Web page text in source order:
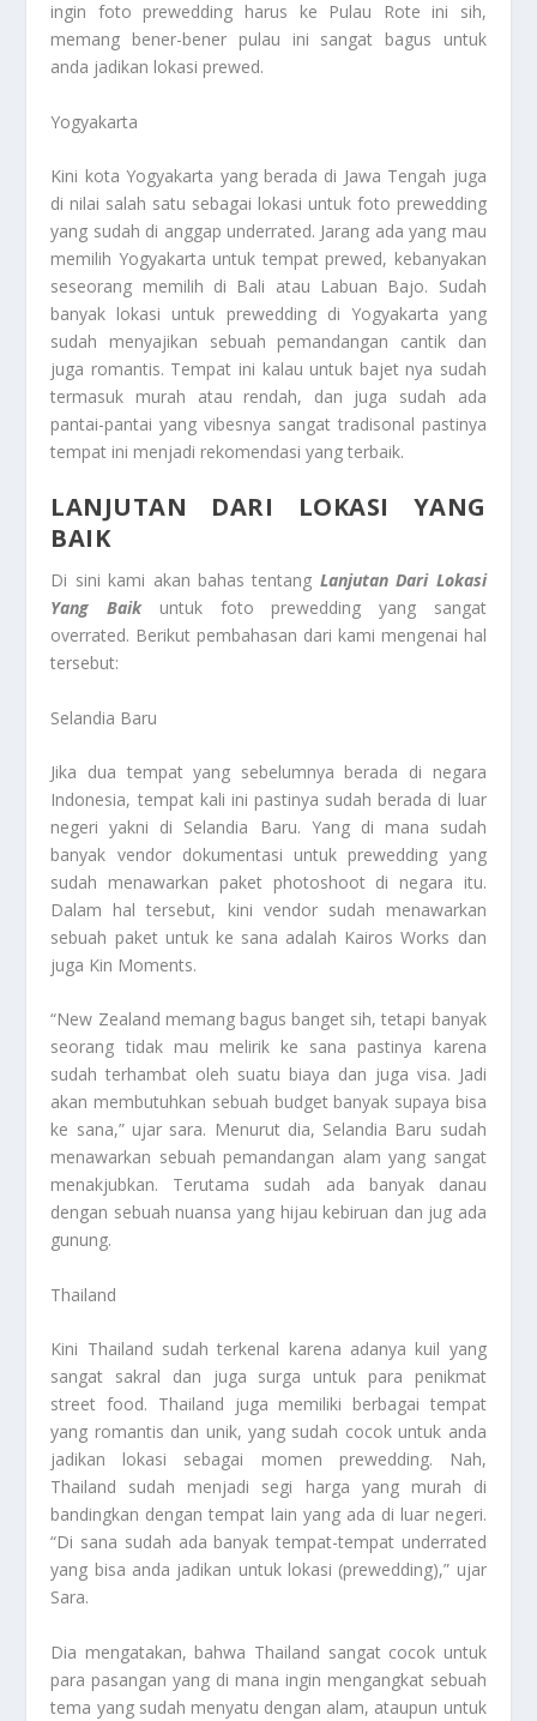
ingin foto prewedding harus ke Pulau Rote ini sih,
memang bener-bener pulau ini sangat bagus untuk
anda jadikan lokasi prewed.
Yogyakarta
Kini kota Yogyakarta yang berada di Jawa Tengah juga
di nilai salah satu sebagai lokasi untuk foto prewedding
yang sudah di anggap underrated. Jarang ada yang mau
memilih Yogyakarta untuk tempat prewed, kebanyakan
seseorang memilih di Bali atau Labuan Bajo. Sudah
banyak lokasi untuk prewedding di Yogyakarta yang
sudah menyajikan sebuah pemandangan cantik dan
juga romantis. Tempat ini kalau untuk bajet nya sudah
termasuk murah atau rendah, dan juga sudah ada
pantai-pantai yang vibesnya sangat tradisonal pastinya
tempat ini menjadi rekomendasi yang terbaik.
LANJUTAN DARI LOKASI YANG
BAIK
Di sini kami akan bahas tentang Lanjutan Dari Lokasi
Yang Baik untuk foto prewedding yang sangat
overrated. Berikut pembahasan dari kami mengenai hal
tersebut:
Selandia Baru
Jika dua tempat yang sebelumnya berada di negara
Indonesia, tempat kali ini pastinya sudah berada di luar
negeri yakni di Selandia Baru. Yang di mana sudah
banyak vendor dokumentasi untuk prewedding yang
sudah menawarkan paket photoshoot di negara itu.
Dalam hal tersebut, kini vendor sudah menawarkan
sebuah paket untuk ke sana adalah Kairos Works dan
juga Kin Moments.
“New Zealand memang bagus banget sih, tetapi banyak
seorang tidak mau melirik ke sana pastinya karena
sudah terhambat oleh suatu biaya dan juga visa. Jadi
akan membutuhkan sebuah budget banyak supaya bisa
ke sana,” ujar sara. Menurut dia, Selandia Baru sudah
menawarkan sebuah pemandangan alam yang sangat
menakjubkan. Terutama sudah ada banyak danau
dengan sebuah nuansa yang hijau kebiruan dan jug ada
gunung.
Thailand
Kini Thailand sudah terkenal karena adanya kuil yang
sangat sakral dan juga surga untuk para penikmat
street food. Thailand juga memiliki berbagai tempat
yang romantis dan unik, yang sudah cocok untuk anda
jadikan lokasi sebagai momen prewedding. Nah,
Thailand sudah menjadi segi harga yang murah di
bandingkan dengan tempat lain yang ada di luar negeri.
“Di sana sudah ada banyak tempat-tempat underrated
yang bisa anda jadikan untuk lokasi (prewedding),” ujar
Sara.
Dia mengatakan, bahwa Thailand sangat cocok untuk
para pasangan yang di mana ingin mengangkat sebuah
tema yang sudah menyatu dengan alam, ataupun untuk